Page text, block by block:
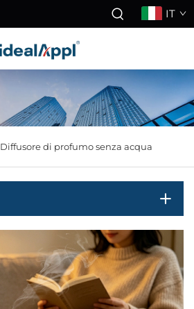
IT
Diffusore di profumo senza acqua